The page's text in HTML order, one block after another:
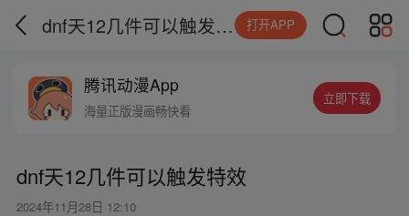
dnf天12几件可以触发特效 打开APP
腾讯动漫App
海量正版漫画畅快看
立即下载
dnf天12几件可以触发特效
2024年11月28日 12:10